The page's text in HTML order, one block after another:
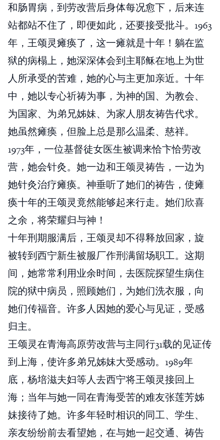
和肠胃病，到劳改营后身体每况愈下，后来连
站都站不住了，即便如此，还要接受批斗。1963
年，王颂灵瘫痪了，这一瘫就是十年！躺在监
狱的病榻上，她深深体会到主耶稣在地上为世
人所承受的苦难，她的心与主更加亲近。十年
中，她以专心祈祷为事，为神的国、为教会、
为国家、为弟兄姊妹、为家人朋友祷告代求。
她虽然瘫痪，但脸上总是那么温柔、慈祥。
1973年，一位基督徒女医生被调来恰卞恰劳改
营，她会针灸。她一边和王颂灵祷告，一边为
她针灸治疗瘫痪。神垂听了她们的祷告，使瘫
痪十年的王颂灵竟然能够起来行走。她们欣喜
之余，将荣耀归与神！
十年刑期服满后，王颂灵却不得释放回家，旋
被转到西宁新生被服厂作刑满留场职工。这期
间，她常常利用业余时间，去医院探望生病住
院的狱中病员，照顾她们，为她们洗衣服，向
她们传福音。许多人因她的爱心与见证，受感
归主。
王颂灵在青海高原劳改营与主同行31载的见证传
到上海，使许多弟兄姊妹大受感动。1989年
底，杨培滋夫妇等人去西宁将王颂灵接回上
海；当年与她一同在青海受苦的难友张莲芳姊
妹接待了她。许多年轻时相识的同工、学生、
亲友纷纷前去看望她，在与她一起交通、祷告